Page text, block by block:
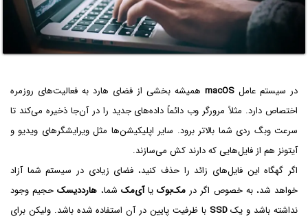
در سیستم عامل macOS همیشه بخشی از فضای هارد به فعالیت‌های روزمره
اختصاص دارد. مثلاً مرورگر وب دائماً داده‌های جدید را در آن‌جا ذخیره می‌کند تا
سرعت وبگ ردی شما بالاتر برود. سایر اپلیکیشن‌ها مثل ویرایشگرهای ویدیو و
آیتونز هم از فایل‌هایی که دارند کش می‌سازند.
اگر گهگاه این فایل‌های زائد را حذف کنید، فضای زیادی در سیستم شما آزاد
خواهد شد، به خصوص اگر در مک‌بوکیاآی‌مک شما، هارددیسکحجیم وجود
نداشته باشد و یکSSD با ظرفیت پایین در آن استفاده شده باشد. ولیکن برای